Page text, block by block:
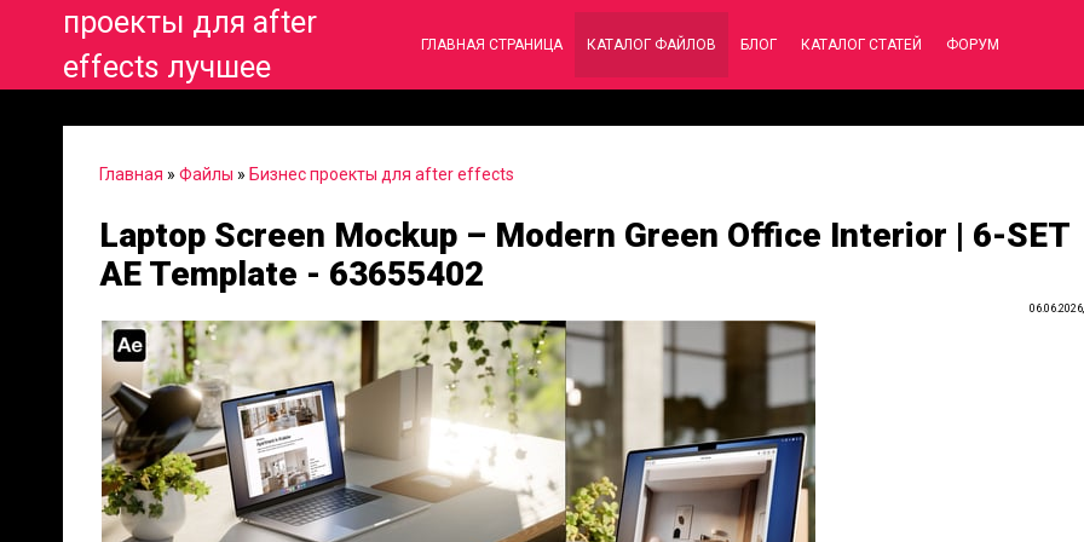
проекты для after
effects лучшее
ГЛАВНАЯ СТРАНИЦА КАТАЛОГ ФАЙЛОВ БЛОГ КАТАЛОГ СТАТЕЙ ФОРУМ
Главная » Файлы » Бизнес проекты для after effects
Laptop Screen Mockup – Modern Green Office Interior | 6-SET
AE Template - 63655402